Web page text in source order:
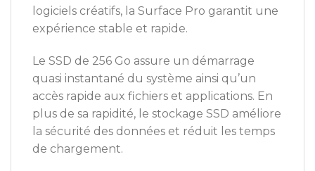
logiciels créatifs, la Surface Pro garantit une
expérience stable et rapide.
Le SSD de 256 Go assure un démarrage
quasi instantané du système ainsi qu’un
accès rapide aux fichiers et applications. En
plus de sa rapidité, le stockage SSD améliore
la sécurité des données et réduit les temps
de chargement.